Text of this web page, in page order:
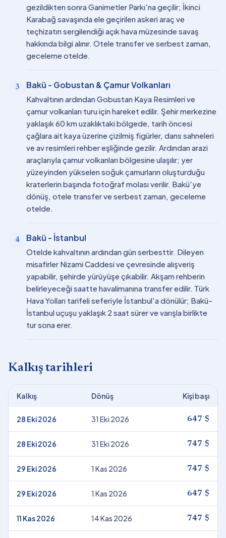
gezildikten sonra Ganimetler Parkı'na geçilir; İkinci
Karabağ savaşında ele geçirilen askeri araç ve
teçhizatın sergilendiği açık hava müzesinde savaş
hakkında bilgi alınır. Otele transfer ve serbest zaman,
geceleme otelde.
3 Bakü - Gobustan & Çamur Volkanları
Kahvaltının ardından Gobustan Kaya Resimleri ve
çamur volkanları turu için hareket edilir. Şehir merkezine
yaklaşık 60 km uzaklıktaki bölgede, tarih öncesi
çağlara ait kaya üzerine çizilmiş figürler, dans sahneleri
ve av resimleri rehber eşliğinde gezilir. Ardından arazi
araçlarıyla çamur volkanları bölgesine ulaşılır; yer
yüzeyinden yükselen soğuk çamurların oluşturduğu
kraterlerin başında fotoğraf molası verilir. Bakü'ye
dönüş, otele transfer ve serbest zaman, geceleme
otelde.
4 Bakü - İstanbul
Otelde kahvaltının ardından gün serbesttir. Dileyen
misafirler Nizami Caddesi ve çevresinde alışveriş
yapabilir, şehirde yürüyüşe çıkabilir. Akşam rehberin
belirleyeceği saatte havalimanına transfer edilir. Türk
Hava Yolları tarifeli seferiyle İstanbul'a dönülür; Bakü-
İstanbul uçuşu yaklaşık 2 saat sürer ve varışla birlikte
tur sona erer.
Kalkış tarihleri
Kalkış Dönüş Kişi başı
28 Eki 2026 31 Eki 2026 647 $
28 Eki 2026 31 Eki 2026 747 $
29 Eki 2026 1 Kas 2026 747 $
29 Eki 2026 1 Kas 2026 647 $
11 Kas 2026 14 Kas 2026 747 $